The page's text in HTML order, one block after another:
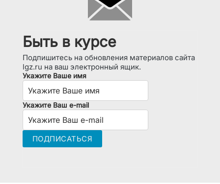
Быть в курсе
Подпишитесь на обновления материалов сайта
lgz.ru на ваш электронный ящик.
Укажите Ваше имя
Укажите Ваш e-mail